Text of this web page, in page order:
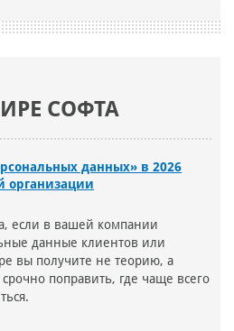
СОФТА
данных» в 2026
организации
если в вашей компании
данные клиентов или
вы получите не теорию, а
поправить, где чаще всего